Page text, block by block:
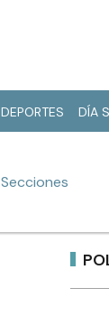
DEPORTES DÍA
Secciones